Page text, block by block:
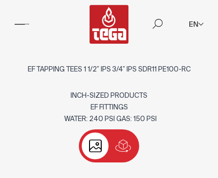
EN
EF TAPPING TEES 1 1/2” IPS 3/4” IPS SDR11 PE100-RC
INCH-SIZED PRODUCTS
EF FITTINGS
WATER: 240 PSI GAS: 150 PSI